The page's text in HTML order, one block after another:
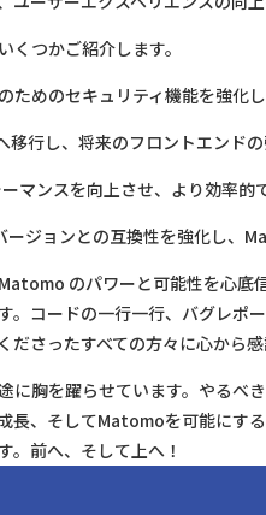
くつかご紹介します。
ためのセキュリティ機能を強化し
行し、将来のフロントエンドの
マンスを向上させ、より効率的
ージョンとの互換性を強化し、
のパワーと可能性を心底
。コードの一行一行、バグレポ
ださったすべての方々に心から
に胸を躍らせています。やるべ
長、そしてMatomoを可能にす
。前へ、そして上へ！